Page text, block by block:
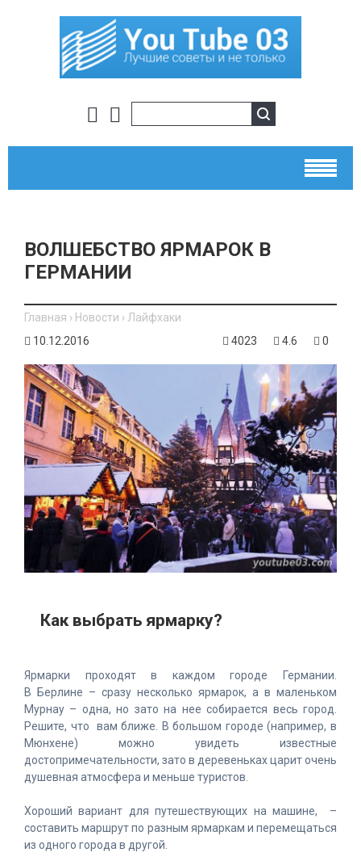
ВОЛШЕБСТВО ЯРМАРОК В
ГЕРМАНИИ
Главная › Новости › Лайфхаки
10.12.2016
4023 4.6 0
Как выбрать ярмарку?
Ярмарки проходят в каждом городе Германии.
В Берлине – сразу несколько ярмарок, а в маленьком
Мурнау – одна, но зато на нее собирается весь город.
Решите, что вам ближе. В большом городе (например, в
Мюнхене) можно увидеть известные
достопримечательности, зато в деревеньках царит очень
душевная атмосфера и меньше туристов.
Хороший вариант для путешествующих на машине, –
составить маршрут по разным ярмаркам и перемещаться
из одного города в другой.